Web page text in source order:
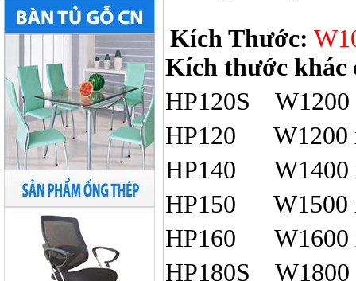
Kích Thước:
Kích thước khác
HP120S W1200
HP120 W1200
HP140 W1400
HP150 W1500
HP160 W1600
HP180S W1800